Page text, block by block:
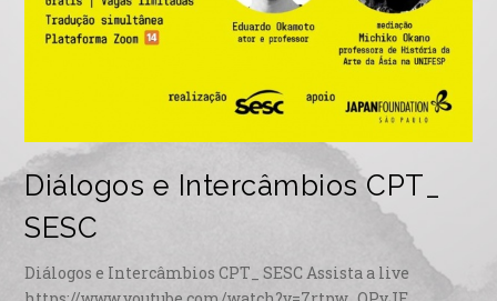
Diálogos e Intercâmbios CPT_
SESC
Diálogos e Intercâmbios CPT_ SESC Assista a live